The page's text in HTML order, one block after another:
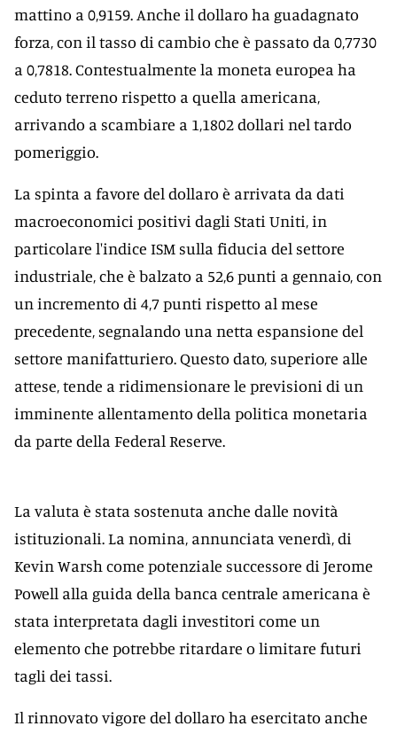
mattino a 0,9159. Anche il dollaro ha guadagnato
forza, con il tasso di cambio che è passato da 0,7730
a 0,7818. Contestualmente la moneta europea ha
ceduto terreno rispetto a quella americana,
arrivando a scambiare a 1,1802 dollari nel tardo
pomeriggio.
La spinta a favore del dollaro è arrivata da dati
macroeconomici positivi dagli Stati Uniti, in
particolare l'indice ISM sulla fiducia del settore
industriale, che è balzato a 52,6 punti a gennaio, con
un incremento di 4,7 punti rispetto al mese
precedente, segnalando una netta espansione del
settore manifatturiero. Questo dato, superiore alle
attese, tende a ridimensionare le previsioni di un
imminente allentamento della politica monetaria
da parte della Federal Reserve.
La valuta è stata sostenuta anche dalle novità
istituzionali. La nomina, annunciata venerdì, di
Kevin Warsh come potenziale successore di Jerome
Powell alla guida della banca centrale americana è
stata interpretata dagli investitori come un
elemento che potrebbe ritardare o limitare futuri
tagli dei tassi.
Il rinnovato vigore del dollaro ha esercitato anche